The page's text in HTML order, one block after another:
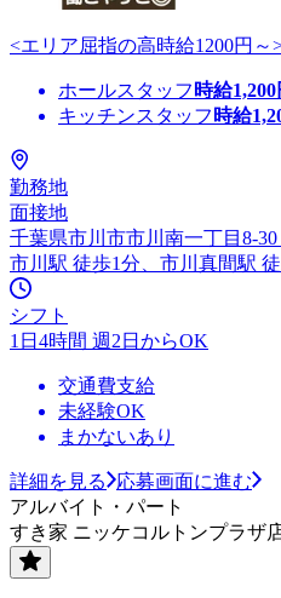
<エリア屈指の高時給1200円～
ホールスタッフ 時給1,200
キッチンスタッフ 時給
勤務地
面接地
千葉県市川市市川南一丁目8-
市川駅 徒歩1分、市川真間駅
シフト
1日4時間 週2日からOK
交通費支給
未経験OK
まかないあり
詳細を見る
応募画面に進む
アルバイト・パート
すき家 ニッケコルトンプラザ